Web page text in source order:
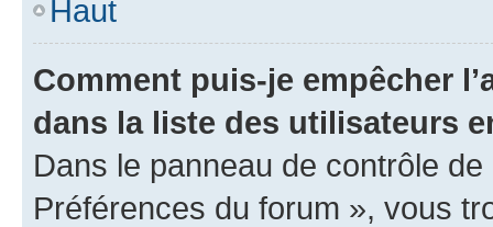
Haut
Comment puis-je empêcher
dans la liste des utilisateurs
Dans le panneau de contrôle
Préférences du forum », vous